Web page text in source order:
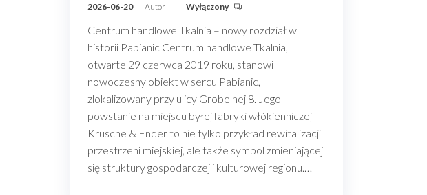
2026-06-20 Autor Wyłączony
Centrum handlowe Tkalnia – nowy rozdział w
historii Pabianic Centrum handlowe Tkalnia,
otwarte 29 czerwca 2019 roku, stanowi
nowoczesny obiekt w sercu Pabianic,
zlokalizowany przy ulicy Grobelnej 8. Jego
powstanie na miejscu byłej fabryki włókienniczej
Krusche & Ender to nie tylko przykład rewitalizacji
przestrzeni miejskiej, ale także symbol zmieniającej
się struktury gospodarczej i kulturowej regionu.…